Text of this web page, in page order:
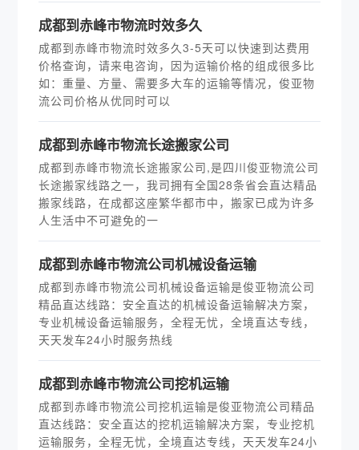
成都到赤峰市物流时效多久
成都到赤峰市物流时效多久3-5天可以快速到达费用
价格查询，请来电咨询，因为运输价格的组成很多比
如：重量、方量、需要多大车的运输等情况，俊亚物
流公司价格从优同时可以
​成都到赤峰市物流长途搬家公司
成都到赤峰市物流长途搬家公司,是四川俊亚物流公司
长途搬家线路之一，我司拥有全国28条省会直达精品
搬家线路，在成都这座繁华都市中，搬家已成为许多
人生活中不可避免的一
成都到赤峰市物流公司机械设备运输
成都到赤峰市物流公司机械设备运输是俊亚物流公司
精品直达线路：安全直达的机械设备运输解决方案，
专业机械设备运输服务，全程无忧，全境直达专线，
天天发车24小时服务热线
成都到赤峰市物流公司挖机运输
成都到赤峰市物流公司挖机运输是俊亚物流公司精品
直达线路：安全直达的挖机运输解决方案，专业挖机
运输服务，全程无忧，全境直达专线，天天发车24小